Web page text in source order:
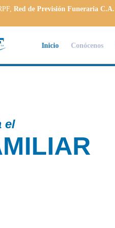
Red de Previsión Funeraria C.A.
Inicio Conócenos